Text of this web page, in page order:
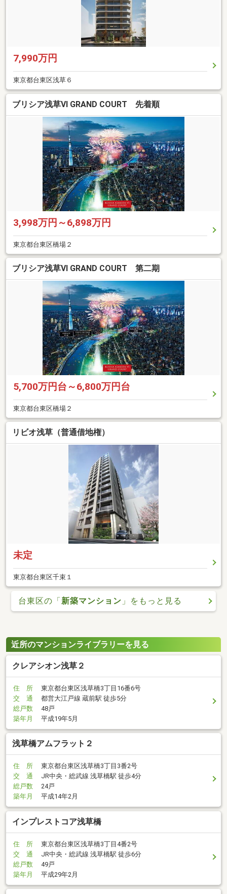
7,990万円
東京都台東区浅草６
ブリシア浅草VI GRAND COURT 先着順
3,998万円～6,898万円
東京都台東区橋場２
ブリシア浅草VI GRAND COURT 第二期
5,700万円台～6,800万円台
東京都台東区橋場２
リビオ浅草（普通借地権）
未定
東京都台東区千束１
台東区の「新築マンション 」をもっと見る
近所のマンションライブラリーを見る
クレアシオン浅草２
住 所
東京都台東区浅草橋3丁目16番6号
交 通
都営大江戸線 蔵前駅 徒歩5分
総戸数
48戸
築年月
平成19年5月
浅草橋アムフラット２
住 所
東京都台東区浅草橋3丁目3番2号
交 通
JR中央・総武線 浅草橋駅 徒歩4分
総戸数
24戸
築年月
平成14年2月
インプレストコア浅草橋
住 所
東京都台東区浅草橋3丁目4番2号
交 通
JR中央・総武線 浅草橋駅 徒歩6分
総戸数
49戸
築年月
平成29年2月